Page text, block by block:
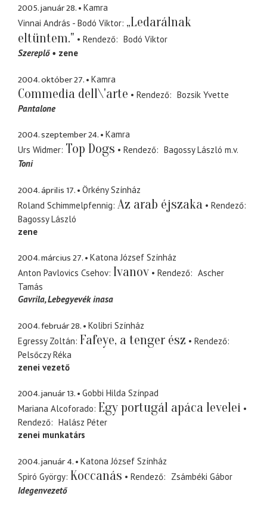
2005. január 28.
Kamra
Vinnai András - Bodó Viktor „Ledarálnak
eltüntem."
Rendező
Bodó Viktor
Szereplő
zene
2004. október 27. Kamra
Commedia dell\'arte Rendező
Bozsik Yvette
Pantalone
2004. szeptember 24.
Kamra
Urs Widmer Top Dogs Rendező Bagossy László m.v.
Toni
2004. április 17.
Örkény Színház
Roland Schimmelpfennig Az arab éjszaka
Rendező
Bagossy László
zene
2004. március 27.
Katona József Színház
Anton Pavlovics Csehov Ivanov Rendező
Ascher
Tamás
Gavrila Lebegyevék inasa
2004. február 28.
Kolibri Színház
Egressy Zoltán Fafeye, a tenger ész
Rendező
Pelsőczy Réka
zenei vezető
2004. január 13.
Gobbi Hilda Színpad
Mariana Alcoforado Egy portugál apáca levelei
Rendező
Halász Péter
zenei munkatárs
2004. január 4.
Katona József Színház
Spiró György Koccanás Rendező
Zsámbéki Gábor
Idegenvezető